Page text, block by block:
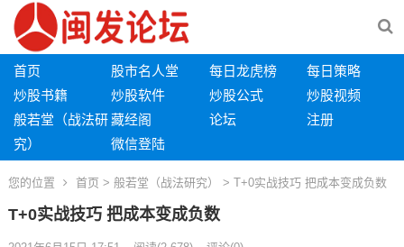
首页 股市名人堂 每日龙虎榜
每日策略
炒股书籍
炒股软件 炒股公式
炒股视频
般若堂（战法研
究）
藏经阁 论坛
注册
微信登陆
您的位置 首页 > 般若堂（战法研究） > T+0实战技巧 把成本变成负数
T+0实战技巧 把成本变成负数